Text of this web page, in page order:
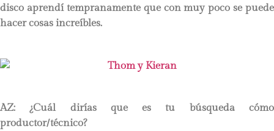
disco aprendí tempranamente que con muy poco se puede
hacer cosas increíbles.
AZ: ¿Cuál dirías que es tu búsqueda cómo
productor/técnico?